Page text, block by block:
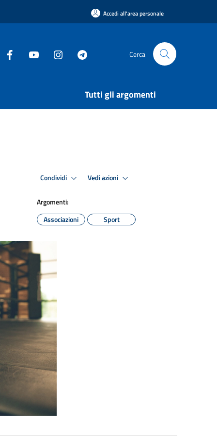
Accedi all'area personale
Cerca
Tutti gli argomenti
Condividi Vedi azioni
Argomenti:
Associazioni
Sport